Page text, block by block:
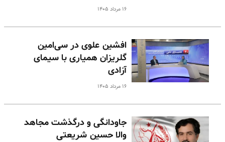
۱۶ مرداد ۱۴۰۵
افشین علوی در سی‌امین
گلریزان همیاری با سیمای
آزادی
۱۶ مرداد ۱۴۰۵
جاودانگی و درگذشت مجاهد
والا حسین شریعتی